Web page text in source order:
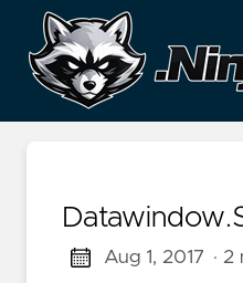
Aug 1, 2017 · 2